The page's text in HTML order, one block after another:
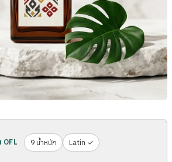
9 น้ำหนัก Latin ✓